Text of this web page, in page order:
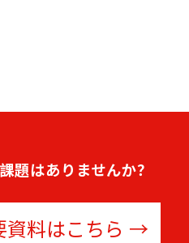
題はありませんか？
料はこちら